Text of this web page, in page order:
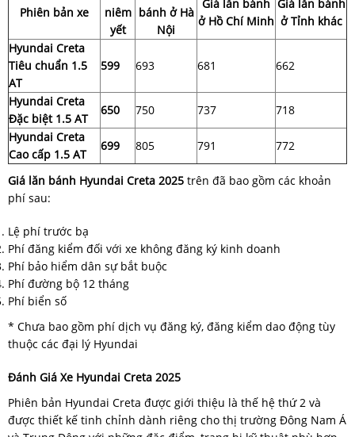
Phiên bản xe
niêm
yết
bánh ở Hà
Nội
Giá lăn bánh
ở Hồ Chí Minh
Giá lăn bánh
ở Tỉnh khác
Hyundai Creta
Tiêu chuẩn 1.5
AT
599 693 681 662
Hyundai Creta
Đặc biệt 1.5 AT
650 750 737
718
Hyundai Creta
Cao cấp 1.5 AT
699 805 791 772
Giá lăn bánh Hyundai Creta 2025 trên đã bao gồm các khoản
phí sau:
Lệ phí trước bạ
Phí đăng kiểm đối với xe không đăng ký kinh doanh
Phí bảo hiểm dân sự bắt buộc
Phí đường bộ 12 tháng
Phí biển số
* Chưa bao gồm phí dịch vụ đăng ký, đăng kiểm dao động tùy
thuộc các đại lý Hyundai
Đánh Giá Xe Hyundai Creta 2025
Phiên bản Hyundai Creta được giới thiệu là thế hệ thứ 2 và
được thiết kế tinh chỉnh dành riêng cho thị trường Đông Nam Á